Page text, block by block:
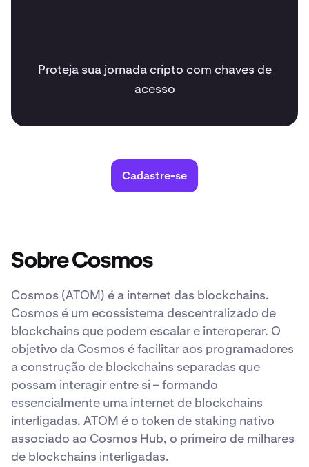
Proteja sua jornada cripto com chaves de
acesso
Cadastre-se
Sobre Cosmos
Cosmos (ATOM) é a internet das blockchains.
Cosmos é um ecossistema descentralizado de
blockchains que podem escalar e interoperar. O
objetivo da Cosmos é facilitar aos programadores
a construção de blockchains separadas que
possam interagir entre si – formando
essencialmente uma internet de blockchains
interligadas. ATOM é o token de staking nativo
associado ao Cosmos Hub, o primeiro de milhares
de blockchains interligadas.